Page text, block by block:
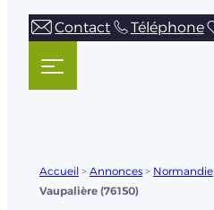
Contact
Téléphone
Accueil > Annonces > Normandie
Vaupalière (76150)